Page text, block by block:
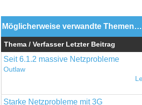
Möglicherweise verwandte Themen…
Thema / Verfasser Letzter Beitrag
Seit 6.1.2 massive Netzprobleme
Outlaw
Starke Netzprobleme mit 3G